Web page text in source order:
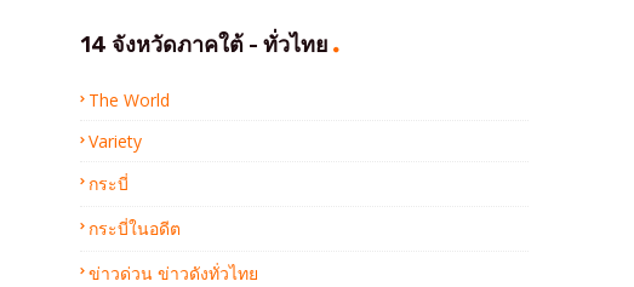
14 จังหวัดภาคใต้ - ทั่วไทย
The World
Variety
กระบี่
กระบี่ในอดีต
ข่าวด่วน ข่าวดังทั่วไทย